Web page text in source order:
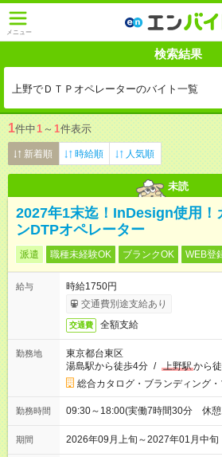
メニュー
検索結果
上野でＤＴＰオペレーターのバイト一覧
1件中1 ～ 1件表示
新着順 時給順 人気順
未読
2027年1末迄！InDesign使用！
ンDTPオペレーター
派遣 職種未経験OK ブランクOK WEB登
給与
時給1750円
交通費別途支給あり
交通費 全額支給
勤務地
東京都台東区
湯島駅から徒歩4分 / 上野駅から
総合カタログ・ブランディング
勤務時間 09:30～18:00(実働7時間30分 休
期間 2026年09月上旬～2027年01月中